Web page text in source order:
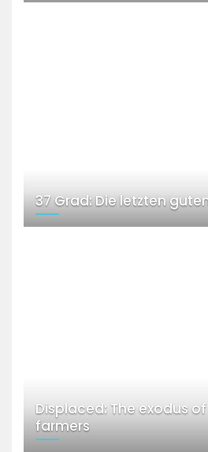
37 Grad: Die letzten
Displaced: The exodus of
farmers